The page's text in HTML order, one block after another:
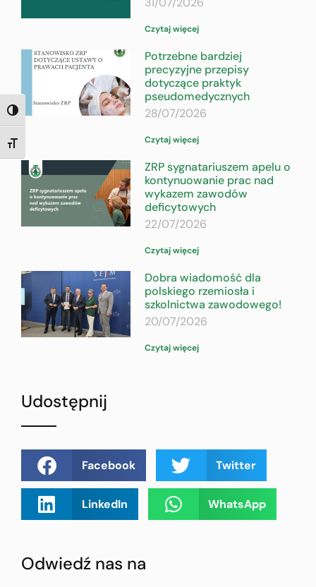
TOGGLE HIGH CONTRAST
TOGGLE FONT SIZE
Czytaj więcej
Potrzebne bardziej
precyzyjne przepisy
dotyczące praktyk
pseudomedycznych
28/07/2026
Czytaj więcej
ZRP sygnatariuszem apelu o
kontynuowanie prac nad
wykazem zawodów
deficytowych
22/07/2026
Czytaj więcej
Dobra wiadomość dla
polskiego rzemiosła i
szkolnictwa zawodowego!
20/07/2026
Czytaj więcej
Udostępnij
Facebook Twitter
LinkedIn WhatsApp
Odwiedź nas na